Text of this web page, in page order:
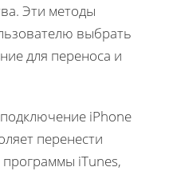
Эти методы
выбрать
для переноса и
iPhone
перенести
iTunes,